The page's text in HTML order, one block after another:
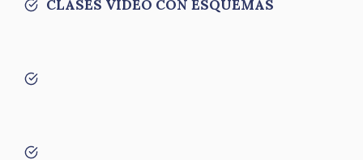
CLASES VÍDEO CON ESQUEMAS